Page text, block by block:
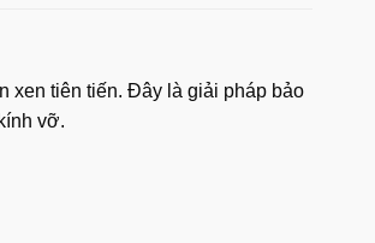
xen tiên tiến. Đây là giải pháp bảo
vỡ.